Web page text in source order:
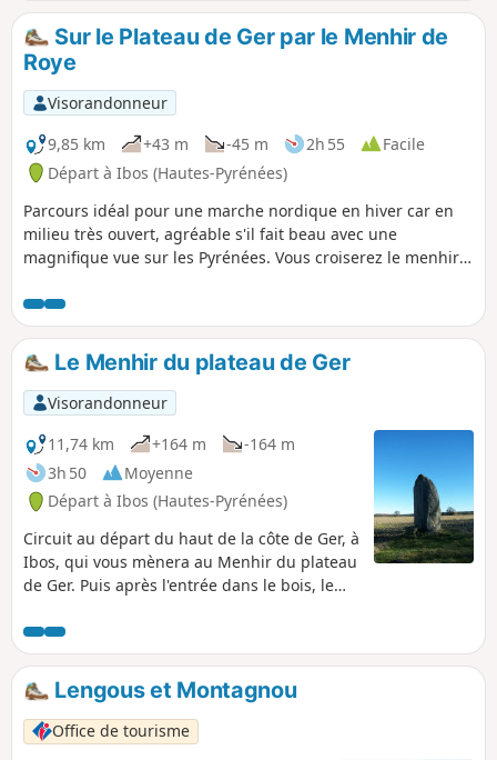
Croutz et la crête du Cirque de Bat dé Haü, des Toupiettes à
l'Ouest jusqu'à l'Aülhet à l'Est.
Sur le Plateau de Ger par le Menhir de
Roye
Visorandonneur
9,85 km
+43 m -45 m 2h 55
Facile
Départ à Ibos (Hautes-Pyrénées)
Parcours idéal pour une marche nordique en hiver car en
milieu très ouvert, agréable s'il fait beau avec une
magnifique vue sur les Pyrénées. Vous croiserez le menhir
biches et des sangliers. Ce parcours se fait en moins de
deux heures en marche nordique avec un bon rythme.
Compter trois heures en promenade.
Le Menhir du plateau de Ger
Visorandonneur
11,74 km
+164 m
-164 m
3h 50
Moyenne
Départ à Ibos (Hautes-Pyrénées)
Circuit au départ du haut de la côte de Ger, à
Ibos, qui vous mènera au Menhir du plateau
de Ger. Puis après l'entrée dans le bois, le
la Géline. Vous verrez une mini-cascade.
Vous pourrez peut-être apercevoir des
chevreuils... Note modérateur le pont en
ardoise serait détruit : voir l'avis du
21/03/2022
Lengous et Montagnou
Office de tourisme